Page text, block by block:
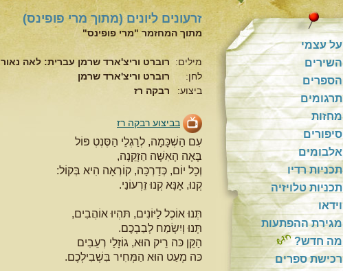
על עצמי
השירים
הספרים
תרגומים
מחזות
סיפורים
אלבומים
תכניות רדיו
תכניות טלויזיה
וידאו
מגירת ההפתעות
מה חדש?
רכישת ספרים
זרעונים ליונים (מתוך מרי פופינס)
מתוך המחזמר "מרי פופינס"
מילים: רוברט וריצ'ארד שרמן עברית: לאה נאור
לחן:
רוברט וריצ'ארד שרמן
ביצוע:
רבקה רז
בביצוע רבקה רז
עִם הַשְׁכָּמָה, לְרַגְלֵי הַסֶּנְטְ פּוֹל
בָּאָה הָאִשָּׁה הַזְקֵנָה,
וְכָל יוֹם, כְּדַרְכָּה, קוֹרְאָה הִיא בְּקוֹל:
קְנוּ, אָנָּא קְנוּ זֵרְעוֹנַי.
תְּנוּ אוֹכֶל לַיּוֹנִים, תּהְיוּ אוֹהֲבִים,
תְּנוּ וְיִשְׂמַח לְבַבְכֶם.
הַקֵּן כּה רֵיק הוּא, גוֹזָלַי רְעֵבִים
כּה מְעַט הוּא הַמְּחִיר בִּשְׁבִילְכֶם.